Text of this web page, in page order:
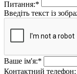
Питання:*
Введіть текст із
Ваше ім'я:*
Контактний телефон: